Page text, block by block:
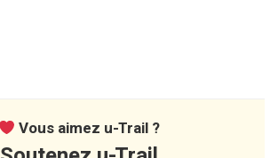
Vous aimez u-Trail ?